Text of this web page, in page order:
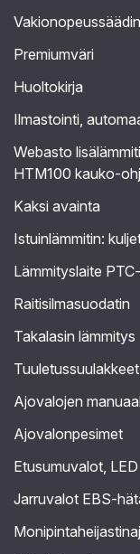
Vakionopeussäädin
Premiumväri
Huoltokirja
Ilmastointi,
Webasto
HTM100 kauko-
Kaksi avainta
Istuinlämmitin:
Lämmityslaite
Raitisilmasuodatin
Takalasin lämmitys
Ajovalojen
Ajovalonpesimet
Etusumuvalot, LED
Jarruvalot EBS-